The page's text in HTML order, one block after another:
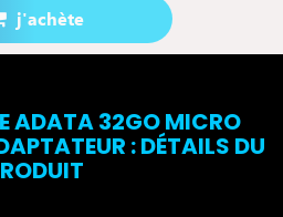
j'achète
le produit est disponible
ADATA 32GO MICRO
: DÉTAILS DU